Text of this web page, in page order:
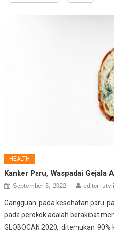
HEALTH
Kanker Paru, Waspadai Gejala
September 5, 2022
Gangguan pada kesehatan paru-
pada perokok adalah berakibat
GLOBOCAN 2020, ditemukan,